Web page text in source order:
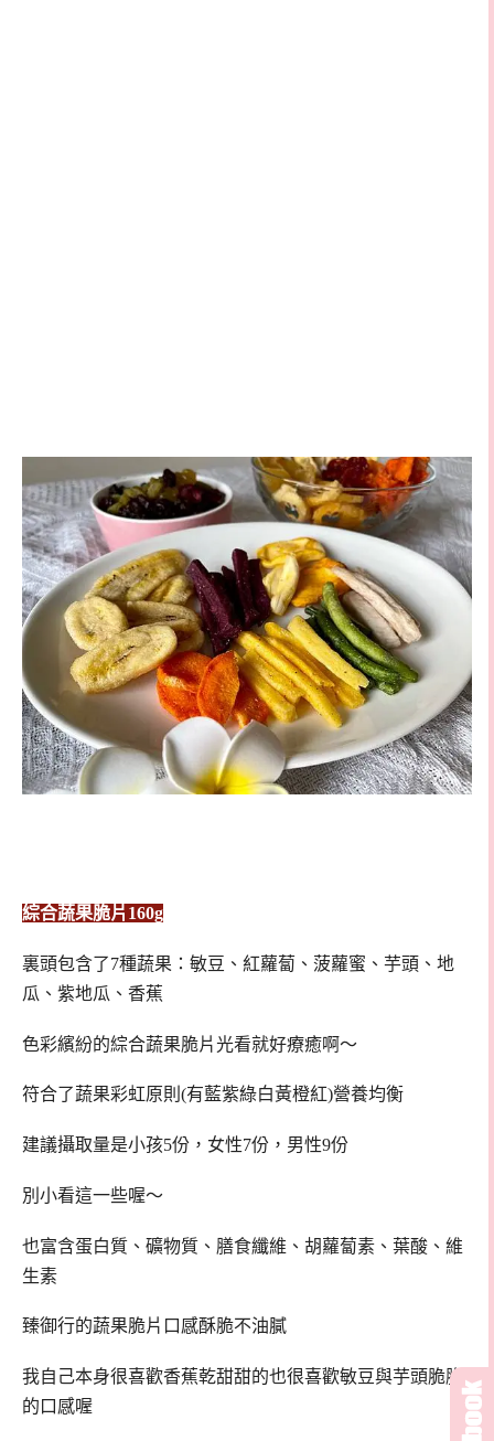
綜合蔬果脆片160g
裏頭包含了7種蔬果：敏豆、紅蘿蔔、菠蘿蜜、芋頭、地
瓜、紫地瓜、香蕉
色彩繽紛的綜合蔬果脆片光看就好療癒啊～
符合了蔬果彩虹原則(有藍紫綠白黃橙紅)營養均衡
建議攝取量是小孩5份，女性7份，男性9份
別小看這一些喔～
也富含蛋白質、礦物質、膳食纖維、胡蘿蔔素、葉酸、維
生素
臻御行的蔬果脆片口感酥脆不油膩
我自己本身很喜歡香蕉乾甜甜的也很喜歡敏豆與芋頭脆脆
的口感喔